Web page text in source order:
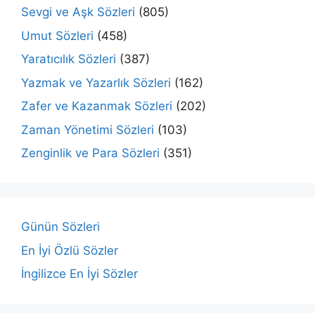
Sevgi ve Aşk Sözleri (805)
Umut Sözleri (458)
Yaratıcılık Sözleri (387)
Yazmak ve Yazarlık Sözleri (162)
Zafer ve Kazanmak Sözleri (202)
Zaman Yönetimi Sözleri (103)
Zenginlik ve Para Sözleri (351)
Günün Sözleri
En İyi Özlü Sözler
İngilizce En İyi Sözler